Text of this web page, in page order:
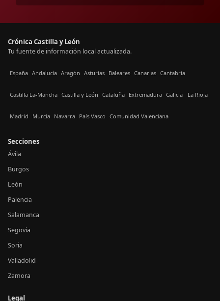
Crónica Castilla y León
Tu fuente de información local actualizada.
España Andalucía Aragón Asturias Baleares Canarias Cantabria
Castilla La-Mancha Castilla y León Cataluña Extremadura Galicia La Rioja
Madrid Murcia Navarra País Vasco Comunidad Valenciana
Secciones
Ávila
Burgos
León
Palencia
Salamanca
Segovia
Soria
Valladolid
Zamora
Legal